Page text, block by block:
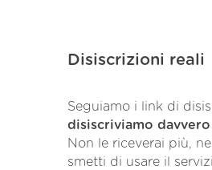
Disiscrizioni reali
Seguiamo i link di
disiscriviamo davvero
Non le riceverai più,
smetti di usare il